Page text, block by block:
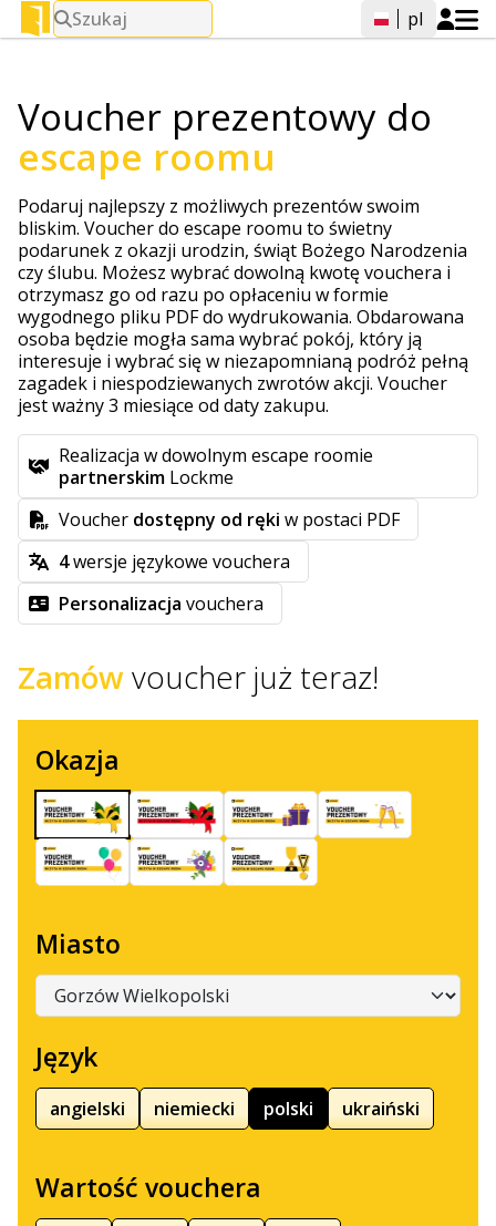
Szukaj pl
Voucher prezentowy do
escape roomu
Podaruj najlepszy z możliwych prezentów swoim
bliskim. Voucher do escape roomu to świetny
podarunek z okazji urodzin, świąt Bożego Narodzenia
czy ślubu. Możesz wybrać dowolną kwotę vouchera i
otrzymasz go od razu po opłaceniu w formie
wygodnego pliku PDF do wydrukowania. Obdarowana
osoba będzie mogła sama wybrać pokój, który ją
interesuje i wybrać się w niezapomnianą podróż pełną
zagadek i niespodziewanych zwrotów akcji. Voucher
jest ważny 3 miesiące od daty zakupu.
Realizacja w dowolnym escape roomie
partnerskim Lockme
Voucher dostępny od ręki w postaci PDF
4wersje językowe vouchera
Personalizacja vouchera
Zamów voucher już teraz!
Okazja
Miasto
Język
angielski niemiecki polski ukraiński
Wartość vouchera